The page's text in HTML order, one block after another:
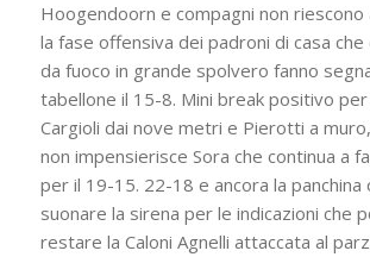
Hoogendoorn e compagni non
la fase offensiva dei padroni di casa che
da fuoco in grande spolvero fanno
tabellone il 15-8. Mini break positivo
Cargioli dai nove metri e Pierotti a
non impensierisce Sora che continua a
per il 19-15. 22-18 e ancora la panchina
suonare la sirena per le indicazioni che
restare la Caloni Agnelli attaccata al